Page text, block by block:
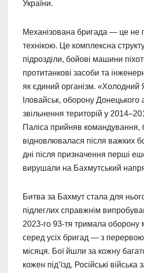
України.
Механізована бригада — це не
технікою. Це комплексна
підрозділи, бойові машини
протитанкові засоби та
як єдиний організм.
Іловайськ, оборону Донецького
звільнення територій у
Паліса прийняв командування,
відновлювалася після важких
дні після призначення перші
вирушали на Бахмутський
Битва за Бахмут стала для
підлеглих справжнім
2023-го 93-тя тримала оборону
серед усіх бригад — з
місяця. Бої йшли за кожну
кожен під’їзд. Російські війська